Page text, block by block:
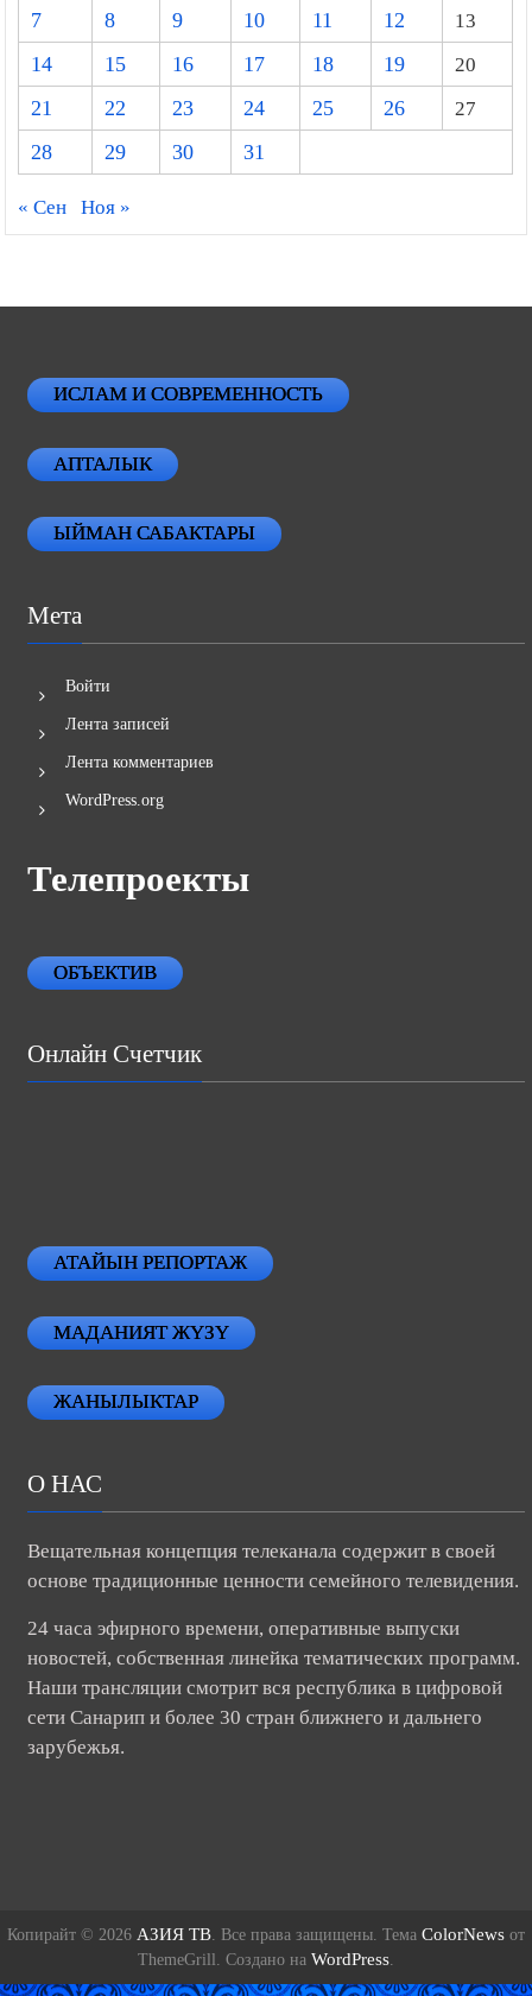
7
8 9 10 11 12
13
14
15 16 17 18 19
20
21
22 23 24 25 26
27
28
29 30 31
« Сен Ноя »
ИСЛАМ И СОВРЕМЕННОСТЬ
АПТАЛЫК
ЫЙМАН САБАКТАРЫ
Мета
Войти
Лента записей
Лента комментариев
WordPress.org
Телепроекты
ОБЪЕКТИВ
Онлайн Счетчик
АТАЙЫН РЕПОРТАЖ
МАДАНИЯТ ЖҮЗҮ
ЖАНЫЛЫКТАР
О НАС
Вещательная концепция телеканала содержит в своей
основе традиционные ценности семейного телевидения.
24 часа эфирного времени, оперативные выпуски
новостей, собственная линейка тематических программ.
Наши трансляции смотрит вся республика в цифровой
сети Санарип и более 30 стран ближнего и дальнего
зарубежья.
Копирайт © 2026 АЗИЯ ТВ . Все права защищены. Тема ColorNews от
ThemeGrill. Создано на WordPress